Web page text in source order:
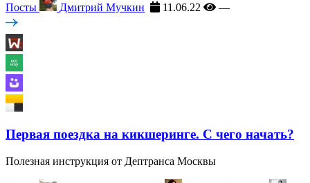
Посты Дмитрий Мучкин 11.06.22 —
Первая поездка на кикшеринге. С чего начать?
Полезная инструкция от Дептранса Москвы